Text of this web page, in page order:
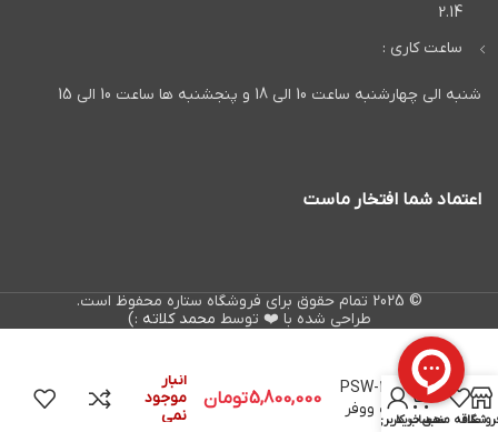
2.14
ساعت کاری :
شنبه الی چهارشنبه ساعت 10 الی 18 و پنجشنبه ها ساعت 10 الی 15
اعتماد شما افتخار ماست
© 2025 تمام حقوق برای فروشگاه ستاره محفوظ است.
طراحی شده با ❤️ توسط محمد کلاته :)
Alphasonik
PSW-122S
ساب ووفر
5,800,000تومان
انبار
موجود
نمی
علاقه مندی
0
سبد خرید
حساب کاربری من